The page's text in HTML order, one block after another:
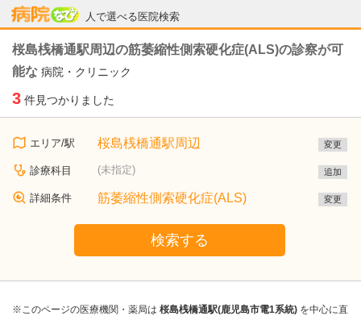
人で選べる医院検索
病院なび
桜島桟橋通駅周辺の筋萎縮性側索硬化症(ALS)の診察が可
能な 病院・クリニック
3 件見つかりました
エリア/駅 桜島桟橋通駅周辺 変更
診療科目 (未指定) 追加
詳細条件 筋萎縮性側索硬化症(ALS) 変更
検索する
※このページの医療機関・薬局は 桜島桟橋通駅(鹿児島市電1系統) を中心に直